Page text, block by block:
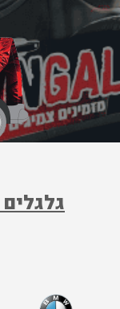
הכרטיס
הבית, כלומר אפס
התועלת המשמעותית
לא להזדקק לגלגל
זהירים עלולים לגלות
מלא, בטוח ויעיל. נסיעה
גלגלים